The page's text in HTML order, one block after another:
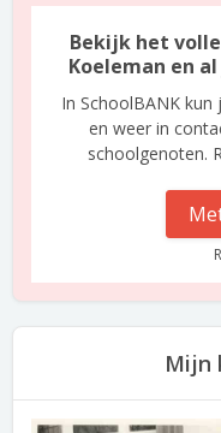
Bekijk het
Koeleman en
In SchoolBANK kun
en weer in
schoolgenoten.
Mijn